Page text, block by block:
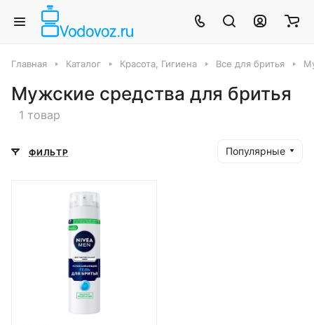
Главная Каталог Красота, Гигиена Все для бритья
Мужские средства для бритья
1 товар
ФИЛЬТР Популярные